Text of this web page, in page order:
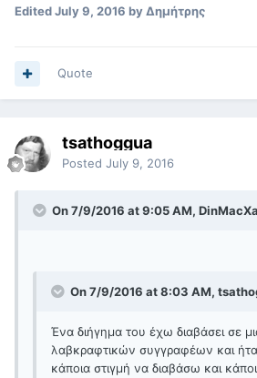
EditedJuly 9, 2016 by Δημήτρης
Quote
tsathoggua
Posted July 9, 2016
On 7/9/2016 at 9:05 AM,
On 7/9/2016 at 8:03 AM,
Ένα διήγημα του έχω διαβάσει σε
λαβκραφτικών συγγραφέων και
κάποια στιγμή να διαβάσω και